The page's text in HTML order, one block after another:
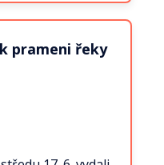
prameni řeky